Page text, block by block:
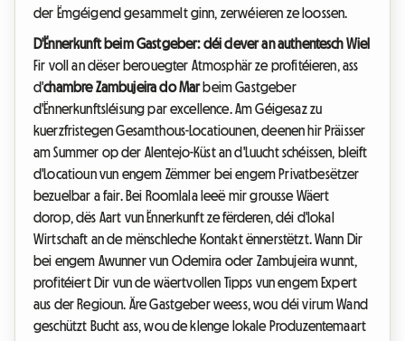
der Ëmgéigend gesammelt ginn, zerwéieren ze loossen.
D'Ënnerkunft beim Gastgeber: déi clever an authentesch Wiel
Fir voll an dëser berouegter Atmosphär ze profitéieren, ass
d'chambre Zambujeira do Marbeim Gastgeber
d'Ënnerkunftsléisung par excellence. Am Géigesaz zu
kuerzfristegen Gesamthous-Locatiounen, deenen hir Präisser
am Summer op der Alentejo-Küst an d'Luucht schéissen, bleift
d'Locatioun vun engem Zëmmer bei engem Privatbesëtzer
bezuelbar a fair. Bei Roomlala leeë mir grousse Wäert
dorop, dës Aart vun Ënnerkunft ze fërderen, déi d'lokal
Wirtschaft an de mënschleche Kontakt ënnerstëtzt. Wann Dir
bei engem Awunner vun Odemira oder Zambujeira wunnt,
profitéiert Dir vun de wäertvollen Tipps vun engem Expert
aus der Regioun. Äre Gastgeber weess, wou déi virum Wand
geschützt Bucht ass, wou de klenge lokale Produzentemaart